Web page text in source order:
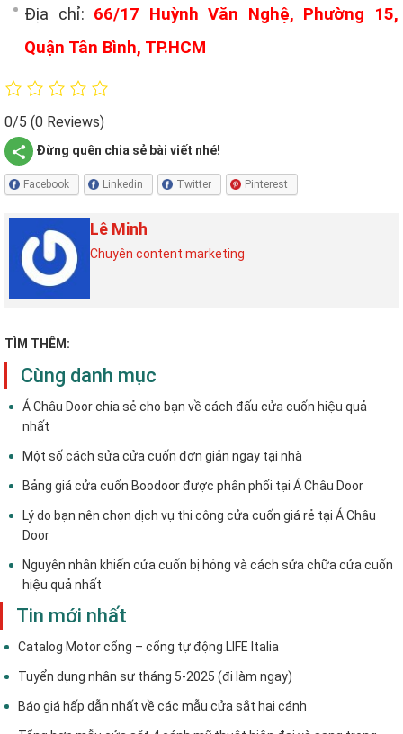
Địa chỉ: 66/17 Huỳnh Văn Nghệ, Phường 15,
Quận Tân Bình, TP.HCM
0/5 (0 Reviews)
Đừng quên chia sẻ bài viết nhé!
Facebook Linkedin Twitter Pinterest
Lê Minh
Chuyên content marketing
TÌM THÊM:
Cùng danh mục
Á Châu Door chia sẻ cho bạn về cách đấu cửa cuốn hiệu quả
nhất
Một số cách sửa cửa cuốn đơn giản ngay tại nhà
Bảng giá cửa cuốn Boodoor được phân phối tại Á Châu Door
Lý do bạn nên chọn dịch vụ thi công cửa cuốn giá rẻ tại Á Châu
Door
Nguyên nhân khiến cửa cuốn bị hỏng và cách sửa chữa cửa cuốn
hiệu quả nhất
Tin mới nhất
Catalog Motor cổng – cổng tự động LIFE Italia
Tuyển dụng nhân sự tháng 5-2025 (đi làm ngay)
Báo giá hấp dẫn nhất về các mẫu cửa sắt hai cánh